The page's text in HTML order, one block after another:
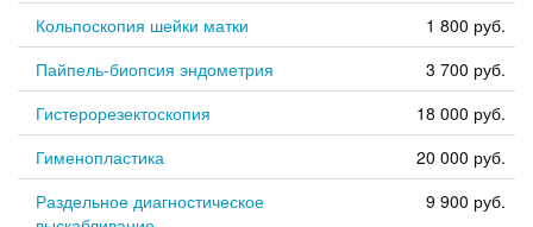
Кольпоскопия шейки матки
1 800 руб.
Пайпель-биопсия эндометрия
3 700 руб.
Гистерорезектоскопия
18 000 руб.
Гименопластика
20 000 руб.
Раздельное диагностическое
9 900 руб.